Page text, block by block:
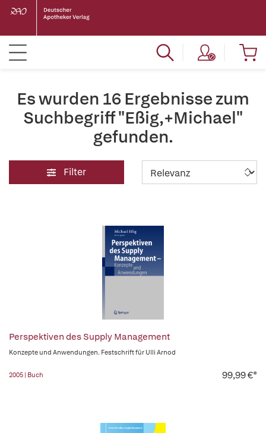
Es wurden 16 Ergebnisse zum
Suchbegriff "Eßig,+Michael"
gefunden.
Filter
Perspektiven des Supply Management
Konzepte und Anwendungen. Festschrift für Ulli Arnod
2005 | Buch 99,99 €*